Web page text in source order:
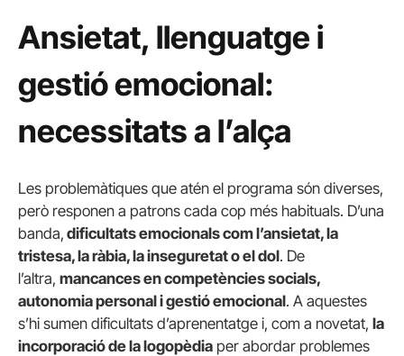
Ansietat, llenguatge i
gestió emocional:
necessitats a l’alça
Les problemàtiques que atén el programa són diverses,
però responen a patrons cada cop més habituals. D’una
banda, dificultats emocionals com l’ansietat, la
tristesa, la ràbia, la inseguretat o el dol. De
l’altra, mancances en competències socials,
autonomia personal i gestió emocional. A aquestes
s’hi sumen dificultats d’aprenentatge i, com a novetat, la
incorporació de la logopèdia per abordar problemes